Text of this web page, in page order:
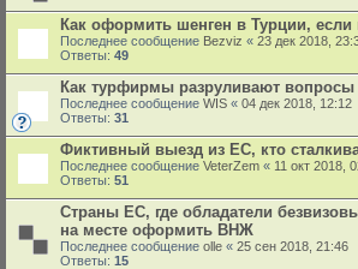
Как оформить шенген в Турции,
Последнее сообщение Bezviz « 23 дек 2018,
Ответы: 49
Как турфирмы разруливают вопросы
Последнее сообщение WIS « 04 дек 2018, 12:12
Ответы: 31
Фиктивный выезд из ЕС, кто
Последнее сообщение VeterZem « 11 окт 2018,
Ответы: 51
Страны ЕС, где обладатели
на месте оформить ВНЖ
Последнее сообщение olle « 25 сен 2018, 21:46
Ответы: 15